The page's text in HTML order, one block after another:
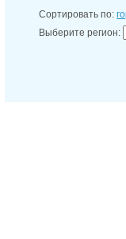
Сортировать по:
Выберите регион: